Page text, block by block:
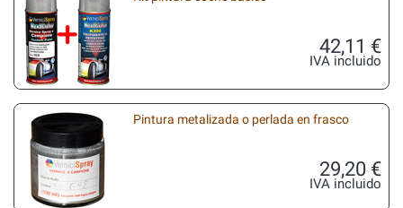
42,11 €
IVA incluido
Pintura metalizada o perlada en frasco
29,20 €
IVA incluido